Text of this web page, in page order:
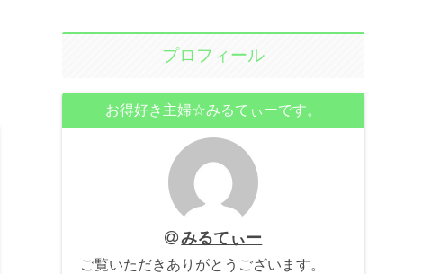
プロフィール
お得好き主婦☆みるてぃーです。
みるてぃー
ご覧いただきありがとうございます。